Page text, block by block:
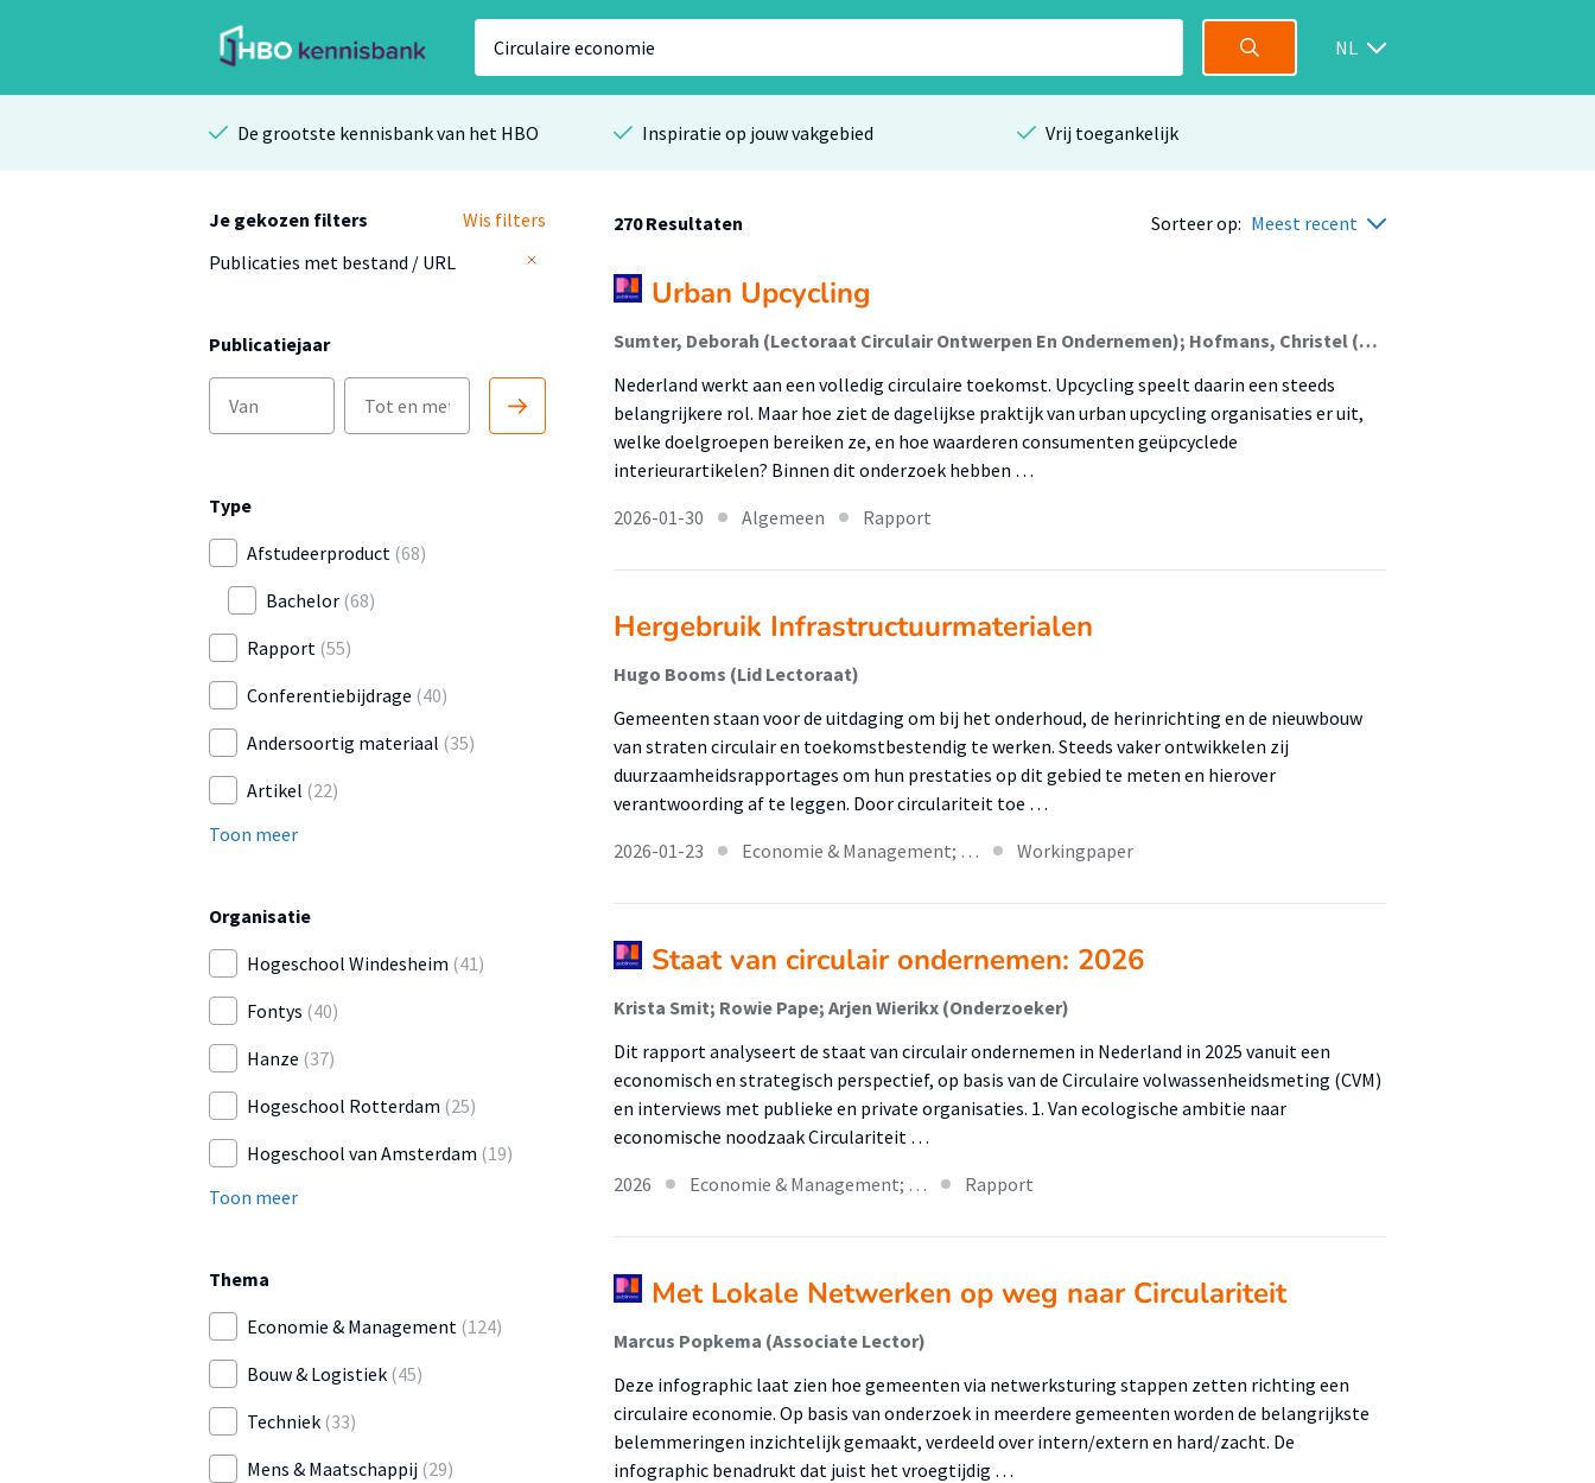
NL
De grootste kennisbank van het HBO Inspiratie op jouw vakgebied Vrij toegankelijk
Je gekozen filters
Wis filters
Publicaties met bestand / URL
Publicatiejaar
Type
Afstudeerproduct (68)
Bachelor (68)
Rapport (55)
Conferentiebijdrage (40)
Andersoortig materiaal (35)
Artikel (22)
Toon meer
Organisatie
Hogeschool Windesheim (41)
Fontys (40)
Hanze (37)
Hogeschool Rotterdam (25)
Hogeschool van Amsterdam (19)
Toon meer
Thema
Economie & Management (124)
Bouw & Logistiek (45)
Techniek (33)
Mens & Maatschappij (29)
270 Resultaten Sorteer op: Meest recent
Urban Upcycling
Sumter, Deborah (Lectoraat Circulair Ontwerpen En Ondernemen); Hofmans, Christel (Lectoraat Circulair Ontwerpen En Ondernemen); Oskam, Inge (Lectoraat Circulair Ontwerpen En Ondernemen); Promes, Eva (Lectoraat Circulair Ontwerpen En Ondernemen); Snäll, Bente (Lectoraat Circulair Ontwerpen En Ondernemen)
Nederland werkt aan een volledig circulaire toekomst. Upcycling speelt daarin een steeds
belangrijkere rol. Maar hoe ziet de dagelijkse praktijk van urban upcycling organisaties er uit,
welke doelgroepen bereiken ze, en hoe waarderen consumenten geüpcyclede
interieurartikelen? Binnen dit onderzoek hebben …
2026-01-30
Algemeen Rapport
Hergebruik Infrastructuurmaterialen
Hugo Booms (Lid Lectoraat)
Gemeenten staan voor de uitdaging om bij het onderhoud, de herinrichting en de nieuwbouw
van straten circulair en toekomstbestendig te werken. Steeds vaker ontwikkelen zij
duurzaamheidsrapportages om hun prestaties op dit gebied te meten en hierover
verantwoording af te leggen. Door circulariteit toe …
2026-01-23
Economie & Management; … Workingpaper
Staat van circulair ondernemen: 2026
Krista Smit; Rowie Pape; Arjen Wierikx (Onderzoeker)
Dit rapport analyseert de staat van circulair ondernemen in Nederland in 2025 vanuit een
economisch en strategisch perspectief, op basis van de Circulaire volwassenheidsmeting (CVM)
en interviews met publieke en private organisaties. 1. Van ecologische ambitie naar
economische noodzaak Circulariteit …
2026
Economie & Management; … Rapport
Met Lokale Netwerken op weg naar Circulariteit
Marcus Popkema (Associate Lector)
Deze infographic laat zien hoe gemeenten via netwerksturing stappen zetten richting een
circulaire economie. Op basis van onderzoek in meerdere gemeenten worden de belangrijkste
belemmeringen inzichtelijk gemaakt, verdeeld over intern/extern en hard/zacht. De
infographic benadrukt dat juist het vroegtijdig …